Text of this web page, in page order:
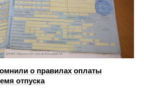
о правилах оплаты
отпуска